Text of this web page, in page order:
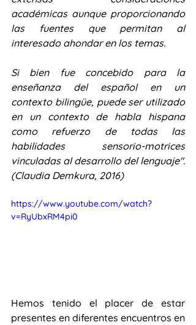
académicas aunque proporcionando
las fuentes que permitan al
interesado ahondar en los temas.
Si bien fue concebido para la
enseñanza del español en un
contexto bilingüe, puede ser utilizado
en un contexto de habla hispana
como refuerzo de todas las
habilidades sensorio-motrices
vinculadas al desarrollo del lenguaje".
(Claudia Demkura, 2016)
https://www.youtube.com/watch?
v=RyUbxRM4pi0
Hemos tenido el placer de estar
presentes en diferentes encuentros en